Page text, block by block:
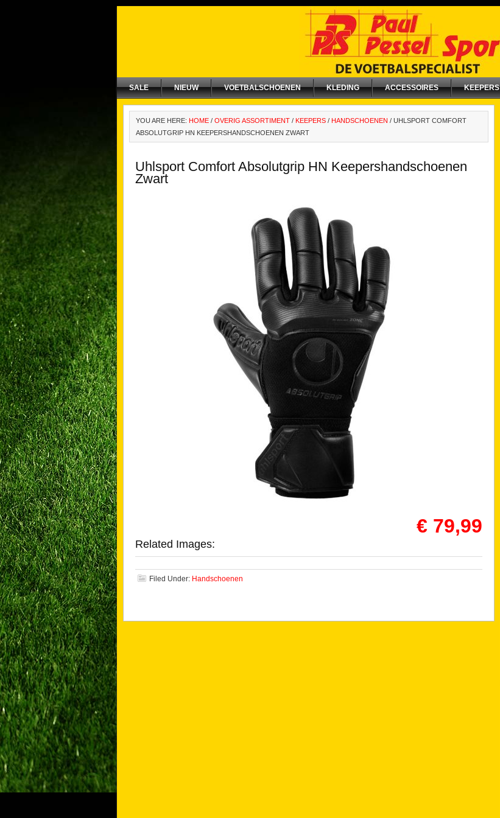
SALE NIEUW VOETBALSCHOENEN KLEDING ACCESSOIRES KEEPERS
YOU ARE HERE: HOME / OVERIG ASSORTIMENT / KEEPERS / HANDSCHOENEN / UHLSPORT COMFORT
ABSOLUTGRIP HN KEEPERSHANDSCHOENEN ZWART
Uhlsport Comfort Absolutgrip HN Keepershandschoenen
Zwart
€ 79,99
Related Images:
Filed Under: Handschoenen